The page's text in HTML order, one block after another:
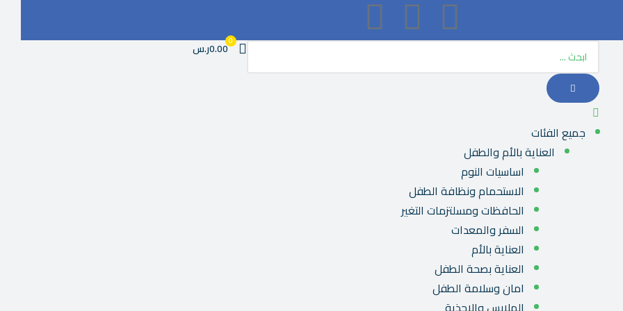
00.00ر.س
جميع الفئات
العناية بالأم والطفل
اساسيات النوم
الاستحمام ونظافة الطفل
الحافظات ومسلتزمات التغير
السفر والمعدات
العناية بالأم
العناية بصحة الطفل
امان وسلامة الطفل